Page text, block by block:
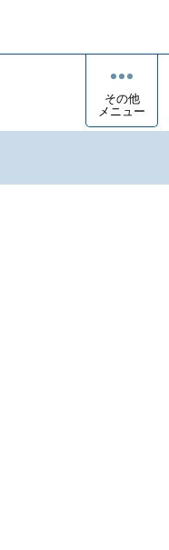
その他
メニュー